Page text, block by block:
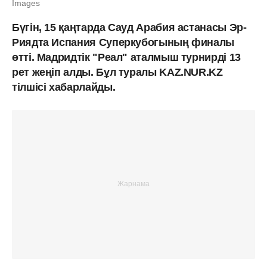
Images
Бүгін, 15 қаңтарда Сауд Арабия астанасы Эр-
Риядта Испания Суперкубогының финалы
өтті. Мадридтік "Реал" аталмыш турнирді 13
рет жеңіп алды. Бұл туралы KAZ.NUR.KZ
тілшісі хабарлайды.